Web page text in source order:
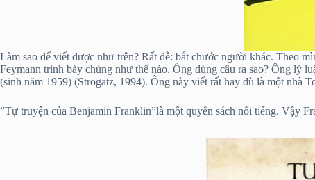
Làm sao để viết được như trên? Rất dễ: bắt chước người khác. Theo
Feymann trình bày chúng như thế nào. Ông dùng câu ra sao? Ông lý
(sinh năm 1959) (Strogatz, 1994). Ông này viết rất hay dù là một nhà
”Tự truyện của Benjamin Franklin”là một quyển sách nổi tiếng. Vậy